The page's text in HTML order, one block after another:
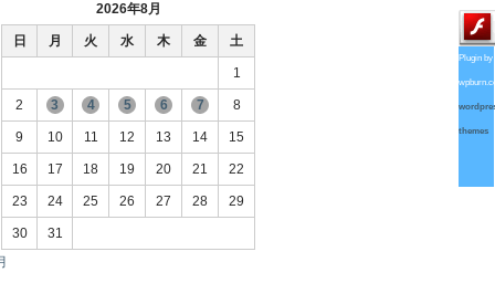
2026年8月
日 月 火 水 木 金 土
1
2 3 4 5 6 7 8
9 10 11 12 13 14 15
16 17 18 19 20 21 22
23 24 25 26 27 28 29
30
31
Plugin by
themes